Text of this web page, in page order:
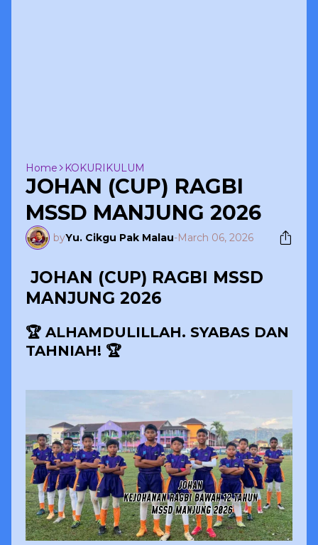
Home KOKURIKULUM
JOHAN (CUP) RAGBI
MSSD MANJUNG 2026
byYu. Cikgu Pak Malau-March 06, 2026
JOHAN (CUP) RAGBI MSSD
MANJUNG 2026
🏆 ALHAMDULILLAH. SYABAS DAN
TAHNIAH! 🏆